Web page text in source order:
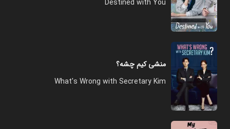
Destined with You
منشی کیم چشه؟
What's Wrong with Secretary Kim